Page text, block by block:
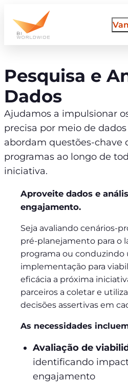
para
Pesquisa e
Dados
Ajudamos a impulsionar
precisa por meio de
abordam questões-chave
programas ao longo de
iniciativa.
Aproveite dados e
engajamento.
Seja avaliando cenários-
pré-planejamento para o
programa ou conduzindo
implementação para
eficácia a próxima
parceiros a coletar e
decisões assertivas em
As necessidades
Avaliação de
identificando
engajamento